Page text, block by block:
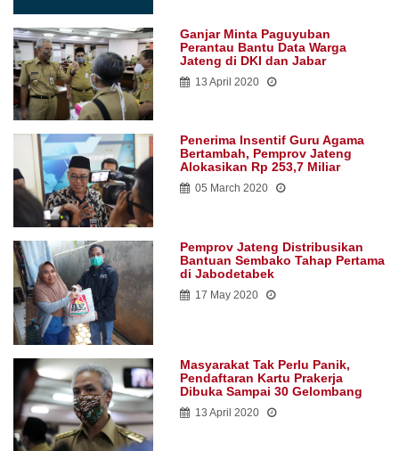
Ganjar Minta Paguyuban
Perantau Bantu Data Warga
Jateng di DKI dan Jabar
13 April 2020
Penerima Insentif Guru Agama
Bertambah, Pemprov Jateng
Alokasikan Rp 253,7 Miliar
05 March 2020
Pemprov Jateng Distribusikan
Bantuan Sembako Tahap Pertama
di Jabodetabek
17 May 2020
Masyarakat Tak Perlu Panik,
Pendaftaran Kartu Prakerja
Dibuka Sampai 30 Gelombang
13 April 2020